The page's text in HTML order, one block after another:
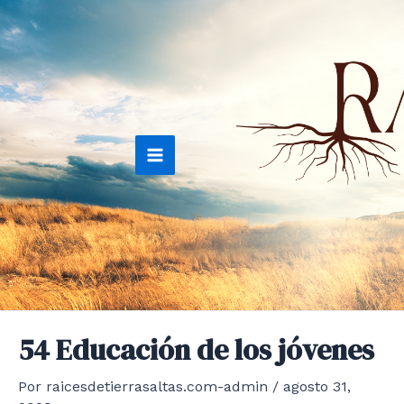
Ir
al
contenido
Main
Menu
54 Educación de los jóvenes
Por raicesdetierrasaltas.com-admin / agosto 31,